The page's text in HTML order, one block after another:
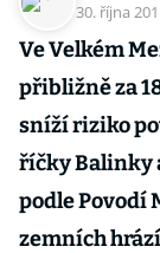
30. října
Ve Velkém
přibližně za
sníží riziko
říčky Balinky
podle Povodí
zemních